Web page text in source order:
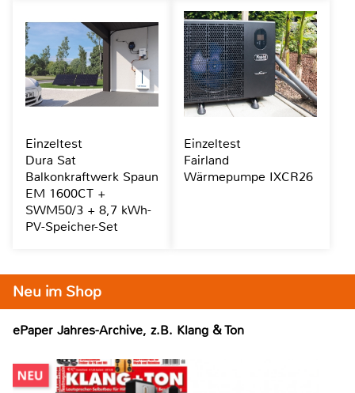
Neu im Shop
ePaper Jahres-Archive, z.B. Klang & Ton
Einzeltest
Dura Sat
Balkonkraftwerk Spaun
EM 1600CT +
SWM50/3 + 8,7 kWh-
PV-Speicher-Set
Einzeltest
Fairland
Wärmepumpe IXCR26